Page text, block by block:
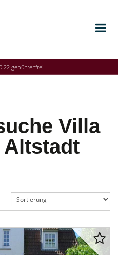
22 gebührenfrei
Villa
Altstadt